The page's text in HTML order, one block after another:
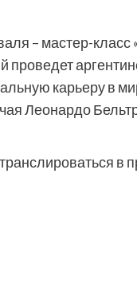
– мастер-класс
проведет
карьеру в
Леонардо